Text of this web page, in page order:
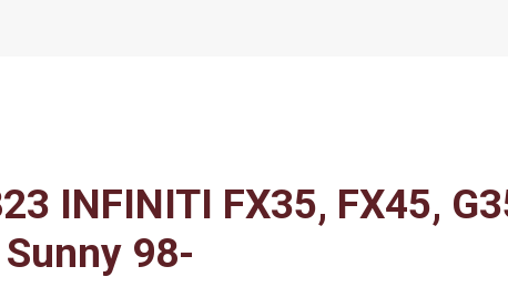
INFINITI FX35, FX45,
98-